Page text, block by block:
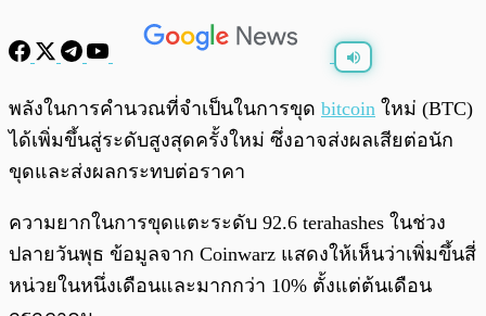
พร้อมเล่น 0:00 0:00
พลังในการคำนวณที่จำเป็นในการขุด bitcoin ใหม่ (BTC)
ได้เพิ่มขึ้นสู่ระดับสูงสุดครั้งใหม่ ซึ่งอาจส่งผลเสียต่อนัก
ขุดและส่งผลกระทบต่อราคา
ความยากในการขุดแตะระดับ 92.6 terahashes ในช่วง
ปลายวันพุธ ข้อมูลจาก Coinwarz แสดงให้เห็นว่าเพิ่มขึ้นสี่
หน่วยในหนึ่งเดือนและมากกว่า 10% ตั้งแต่ต้นเดือน